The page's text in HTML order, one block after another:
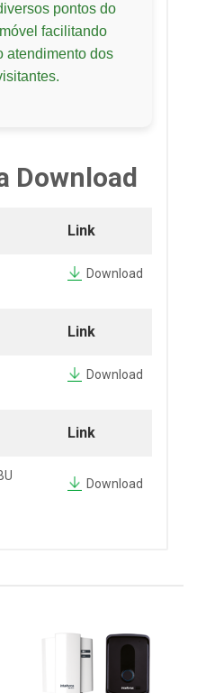
pontos do
facilitando
atendimento dos
Download
Link
Download
Link
Download
Link
Download